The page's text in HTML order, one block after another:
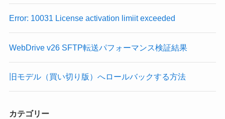
Error: 10031 License activation limiit exceeded
WebDrive v26 SFTP転送パフォーマンス検証結果
旧モデル（買い切り版）へロールバックする方法
カテゴリー